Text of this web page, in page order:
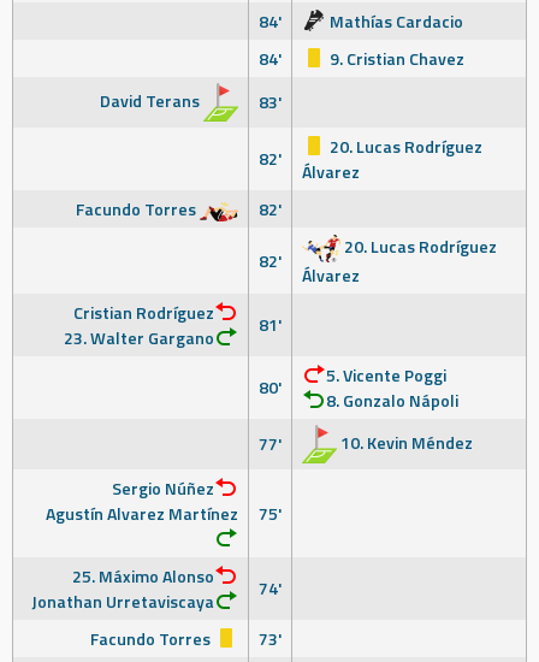
84'
Mathías Cardacio
84'
9. Cristian Chavez
David Terans
83'
82'
20. Lucas Rodríguez
Álvarez
Facundo Torres
82'
82'
20. Lucas Rodríguez
Álvarez
Cristian Rodríguez
23. Walter Gargano
81'
80'
5. Vicente Poggi
8. Gonzalo Nápoli
77'
10. Kevin Méndez
Sergio Núñez
Agustín Alvarez Martínez
75'
25. Máximo Alonso
Jonathan Urretaviscaya
74'
Facundo Torres
73'